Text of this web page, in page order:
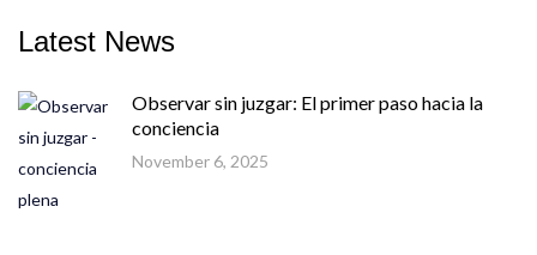
Latest News
Observar sin juzgar: El primer paso hacia la
conciencia
November 6, 2025